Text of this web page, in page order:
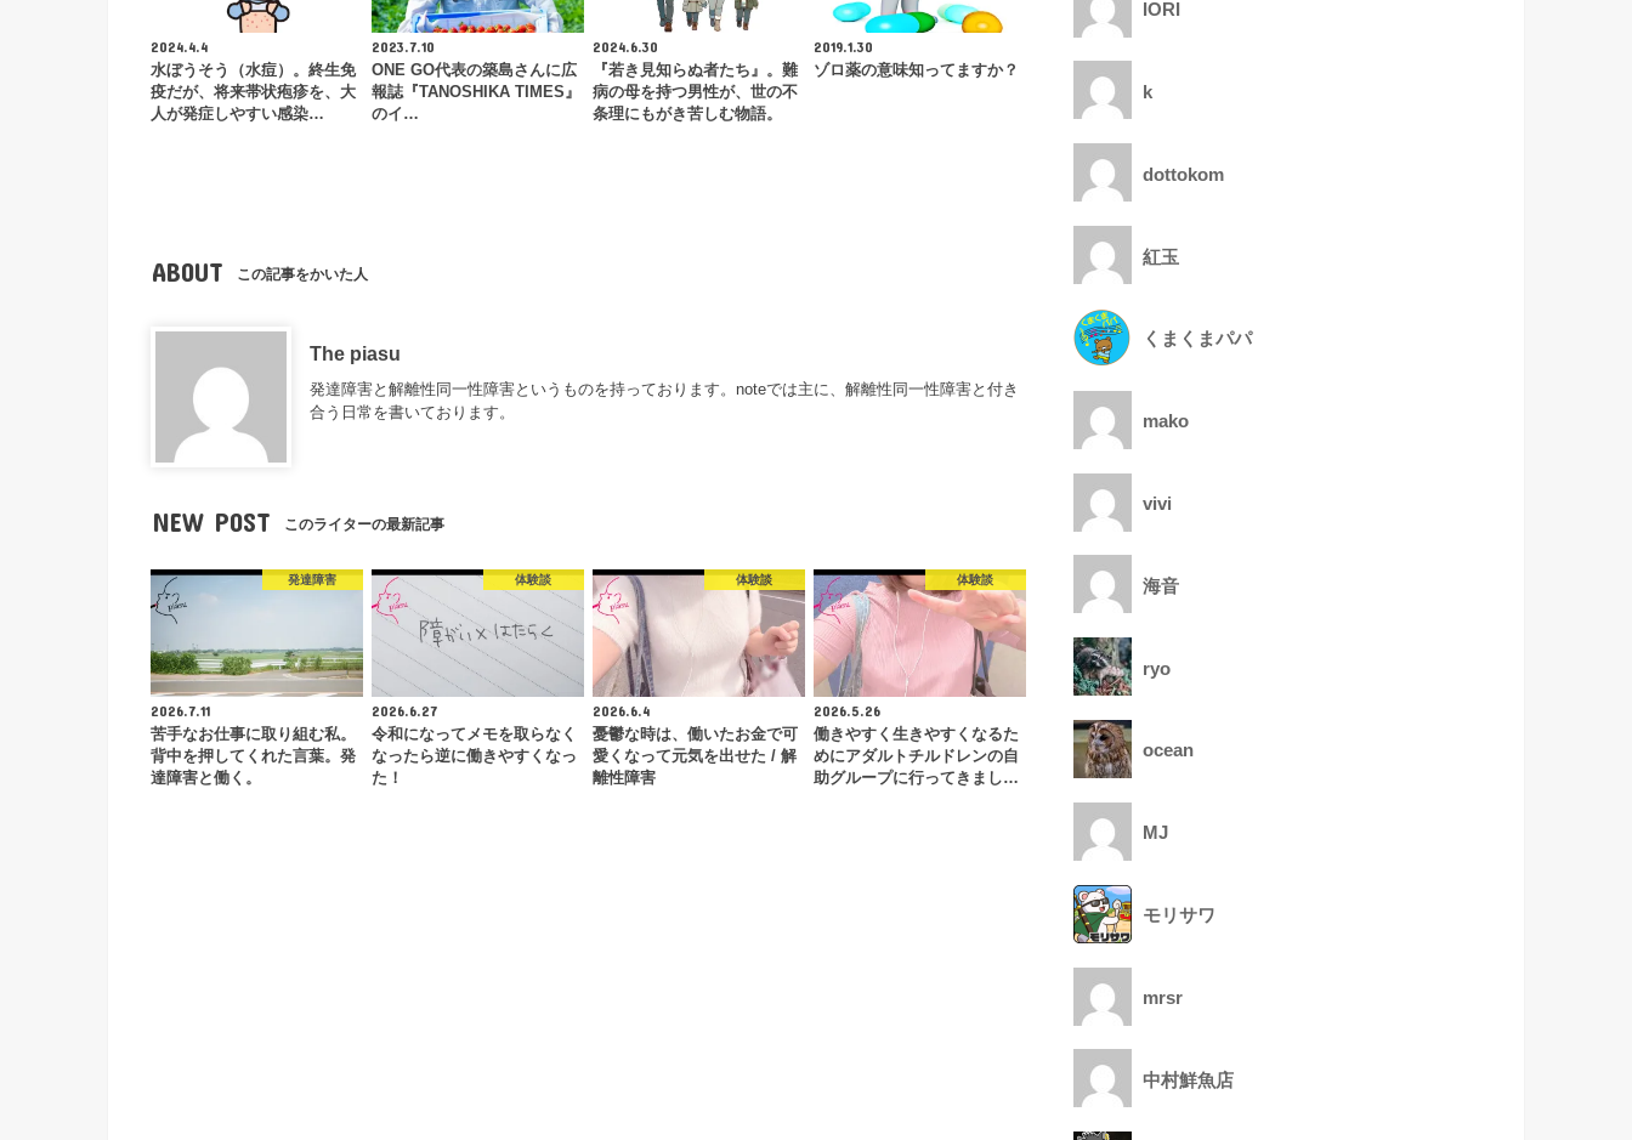
2024.4.4
水ぼうそう（水痘）。終生免
疫だが、将来帯状疱疹を、大
人が発症しやすい感染…
2023.7.10
ONE GO代表の築島さんに広
報誌『TANOSHIKA TIMES』
のイ…
2024.6.30
『若き見知らぬ者たち』。難
病の母を持つ男性が、世の不
条理にもがき苦しむ物語。
2019.1.30
ゾロ薬の意味知ってますか？
ABOUT この記事をかいた人
The piasu
発達障害と解離性同一性障害というものを持っております。noteでは主に、解離性同一性障害と付き
合う日常を書いております。
NEW POST このライターの最新記事
発達障害
2026.7.11
苦手なお仕事に取り組む私。
背中を押してくれた言葉。発
達障害と働く。
体験談
2026.6.27
令和になってメモを取らなく
なったら逆に働きやすくなっ
た！
体験談
2026.6.4
憂鬱な時は、働いたお金で可
愛くなって元気を出せた / 解
離性障害
体験談
2026.5.26
働きやすく生きやすくなるた
めにアダルトチルドレンの自
助グループに行ってきまし…
IORI
k
dottokom
紅玉
くまくまパパ
mako
vivi
海音
ryo
ocean
MJ
モリサワ
mrsr
中村鮮魚店